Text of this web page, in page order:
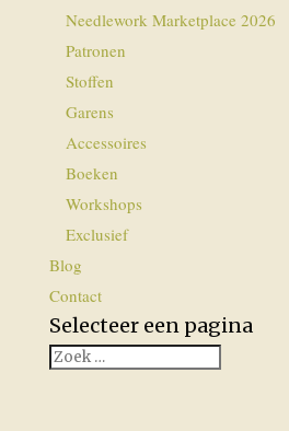
Needlework Marketplace 2026
Patronen
Stoffen
Garens
Accessoires
Boeken
Workshops
Exclusief
Blog
Contact
Selecteer een pagina